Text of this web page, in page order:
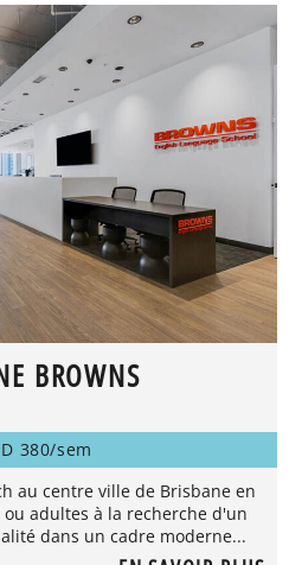
BROWNS
380/sem
au centre ville de Brisbane en
adultes à la recherche d'un
dans un cadre moderne...